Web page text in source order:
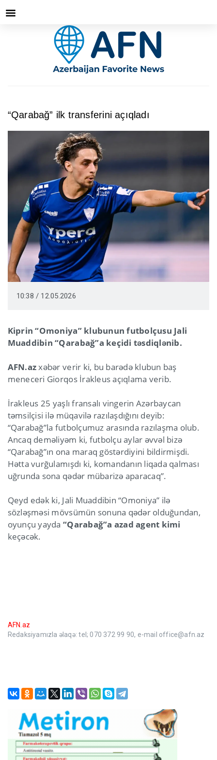
“Qarabağ” ilk transferini açıqladı
10:38 / 12.05.2026
Kiprin “Omoniya” klubunun futbolçusu Jali
Muaddibin “Qarabağ”a keçidi təsdiqlənib.
AFN.azxəbər verir ki, bu barədə klubun baş
meneceri Giorqos İrakleus açıqlama verib.
İrakleus 25 yaşlı fransalı vingerin Azərbaycan
təmsilçisi ilə müqavilə razılaşdığını deyib:
“Qarabağ”la futbolçumuz arasında razılaşma olub.
Ancaq deməliyəm ki, futbolçu aylar əvvəl bizə
“Qarabağ”ın ona maraq göstərdiyini bildirmişdi.
Hətta vurğulamışdı ki, komandanın liqada qalması
uğrunda sona qədər mübarizə aparacaq”.
Qeyd edək ki, Jali Muaddibin “Omoniya” ilə
sözləşməsi mövsümün sonuna qədər olduğundan,
oyunçu yayda“Qarabağ”a azad agent kimi
keçəcək.
AFN.az
Redaksiyamızla əlaqə: tel; 070 372 99 90, e-mail office@afn.az